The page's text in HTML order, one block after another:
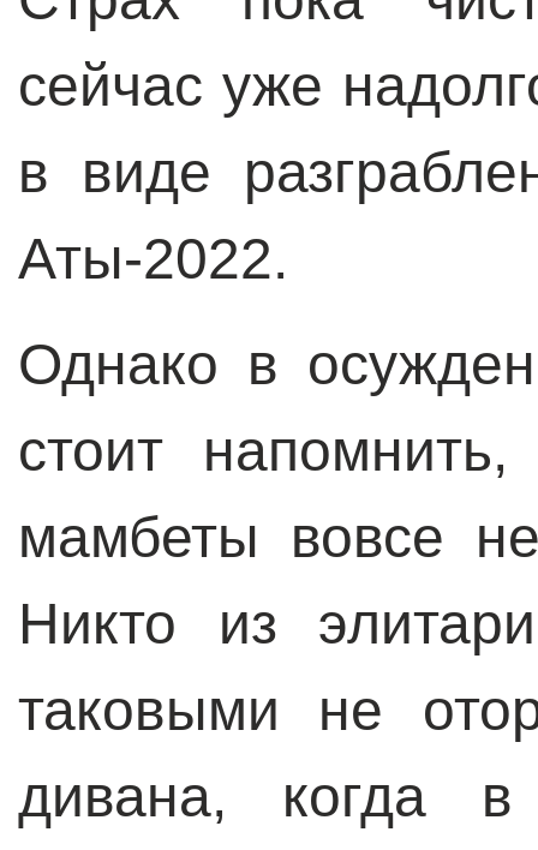
сейчас уже
в виде
Аты-2022.
Однако в
стоит
мамбеты вовсе
Никто из
таковыми не
дивана, когда в